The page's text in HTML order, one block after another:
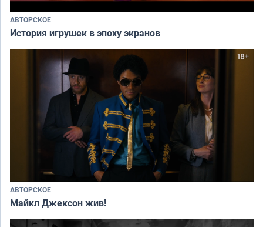
АВТОРСКОЕ
История игрушек в эпоху экранов
АВТОРСКОЕ
Майкл Джексон жив!